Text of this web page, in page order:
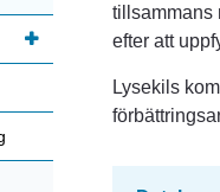
tillsammans
efter att
Lysekils